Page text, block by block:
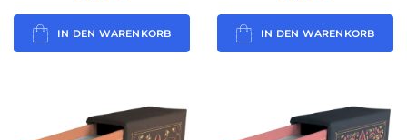
IN DEN WARENKORB IN DEN WARENKORB